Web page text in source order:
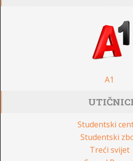
A1
Studentski
Studentski
Treći svijet